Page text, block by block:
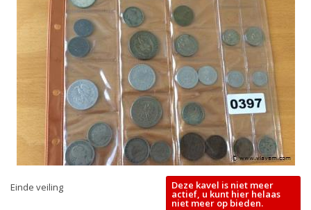
Einde veiling Deze kavel is niet meer
actief, u kunt hier helaas
niet meer op bieden.